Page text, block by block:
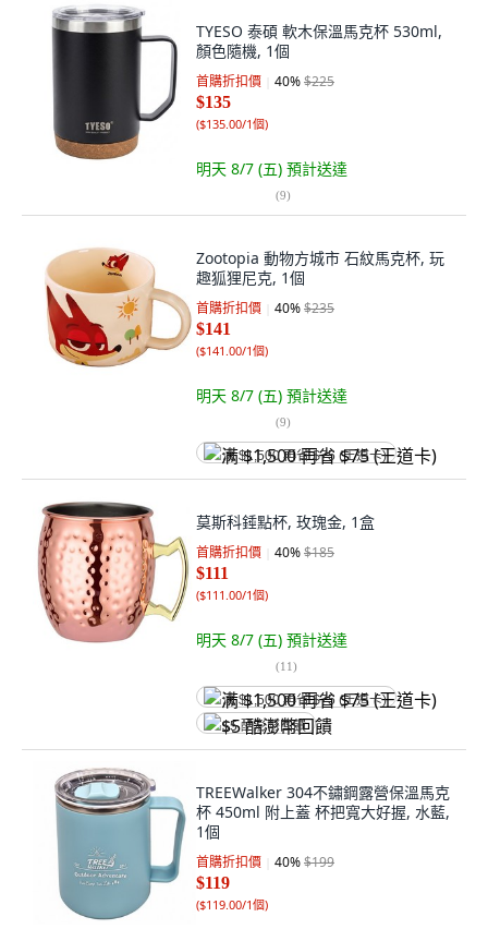
TYESO 泰碩 軟木保溫馬克杯 530ml,
顏色隨機, 1個
首購折扣價 40%$225
$135
($135.00/1個)
明天 8/7 (五) 預計送達
(9)
Zootopia 動物方城市 石紋馬克杯, 玩
趣狐狸尼克, 1個
首購折扣價 40%$235
$141
($141.00/1個)
明天 8/7 (五) 預計送達
(9)
满 $1,500 再省 $75 (王道卡)
莫斯科錘點杯, 玫瑰金, 1盒
首購折扣價 40%$185
$111
($111.00/1個)
明天 8/7 (五) 預計送達
(11)
满 $1,500 再省 $75 (王道卡)
$5 酷澎幣回饋
TREEWalker 304不鏽鋼露營保溫馬克
杯 450ml 附上蓋 杯把寬大好握, 水藍,
1個
首購折扣價 40%$199
$119
($119.00/1個)